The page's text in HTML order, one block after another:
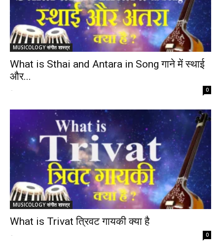
MUSICOLOGY संगीत शास्त्र
What is Sthai and Antara in Song गाने में स्थाई
और...
- 0
MUSICOLOGY संगीत शास्त्र
What is Trivat त्रिवट गायकी क्या है
- 0